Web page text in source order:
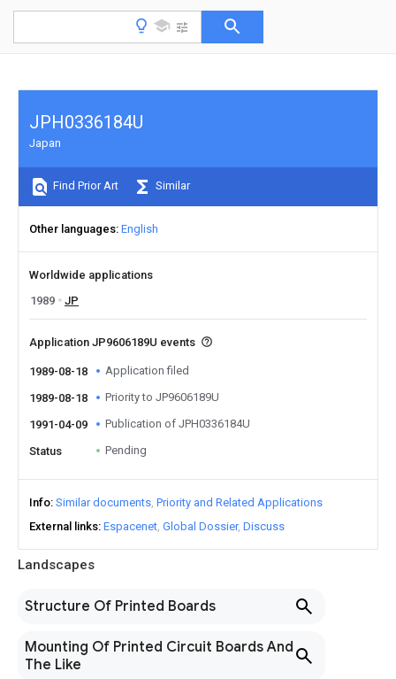
Landscapes
Structure Of Printed Boards
Mounting Of Printed Circuit Boards And
The Like
JPH0336184U
Japan
Find Prior Art Similar
Other languages English
Worldwide applications
1989
JP
Application JP9606189U events
1989-08-18 Application filed
1989-08-18 Priority to JP9606189U
1991-04-09 Publication of JPH0336184U
Status Pending
Info Similar documents Priority and Related Applications
External links Espacenet Global Dossier Discuss